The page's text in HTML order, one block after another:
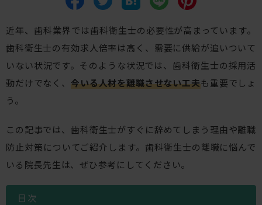
近年、歯科業界では歯科衛生士の必要性が高まっています。
歯科衛生士の有効求人倍率は高く、需要に供給が追いついて
いない状況です。そのような状況では、歯科衛生士の採用活
動だけでなく、 今いる人材を離職させない工夫も重要でしょ
う。
この記事では、歯科衛生士がすぐに辞めてしまう理由や離職
防止対策についてご紹介します。歯科衛生士の離職に悩んで
いる院長先生は、ぜひ参考にしてください。
目次